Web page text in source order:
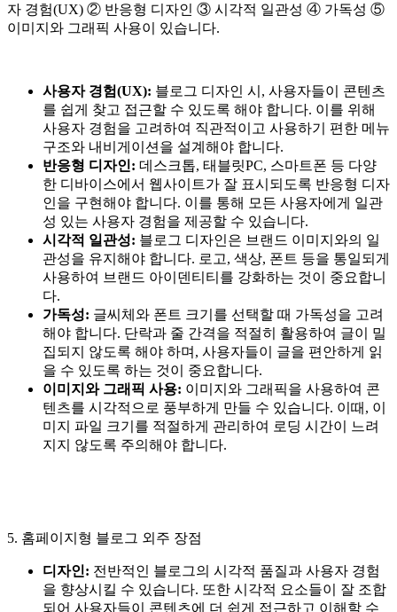
자 경험(UX) ② 반응형 디자인 ③ 시각적 일관성 ④ 가독성 ⑤
이미지와 그래픽 사용이 있습니다.
사용자 경험(UX): 블로그 디자인 시, 사용자들이 콘텐츠
를 쉽게 찾고 접근할 수 있도록 해야 합니다. 이를 위해
사용자 경험을 고려하여 직관적이고 사용하기 편한 메뉴
구조와 내비게이션을 설계해야 합니다.
반응형 디자인: 데스크톱, 태블릿PC, 스마트폰 등 다양
한 디바이스에서 웹사이트가 잘 표시되도록 반응형 디자
인을 구현해야 합니다. 이를 통해 모든 사용자에게 일관
성 있는 사용자 경험을 제공할 수 있습니다.
시각적 일관성: 블로그 디자인은 브랜드 이미지와의 일
관성을 유지해야 합니다. 로고, 색상, 폰트 등을 통일되게
사용하여 브랜드 아이덴티티를 강화하는 것이 중요합니
다.
가독성: 글씨체와 폰트 크기를 선택할 때 가독성을 고려
해야 합니다. 단락과 줄 간격을 적절히 활용하여 글이 밀
집되지 않도록 해야 하며, 사용자들이 글을 편안하게 읽
을 수 있도록 하는 것이 중요합니다.
이미지와 그래픽 사용: 이미지와 그래픽을 사용하여 콘
텐츠를 시각적으로 풍부하게 만들 수 있습니다. 이때, 이
미지 파일 크기를 적절하게 관리하여 로딩 시간이 느려
지지 않도록 주의해야 합니다.
5. 홈페이지형 블로그 외주 장점
디자인: 전반적인 블로그의 시각적 품질과 사용자 경험
을 향상시킬 수 있습니다. 또한 시각적 요소들이 잘 조합
되어 사용자들이 콘텐츠에 더 쉽게 접근하고 이해할 수